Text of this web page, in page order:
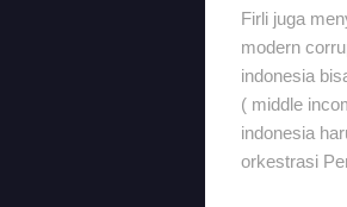
Firli juga
modern
indonesia
( middle
indonesia
orkestrasi